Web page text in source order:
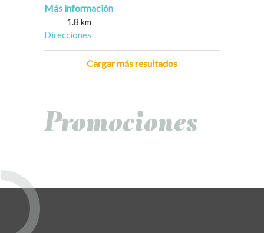
Más información
1.8 km
Direcciones
Cargar más resultados
Promociones